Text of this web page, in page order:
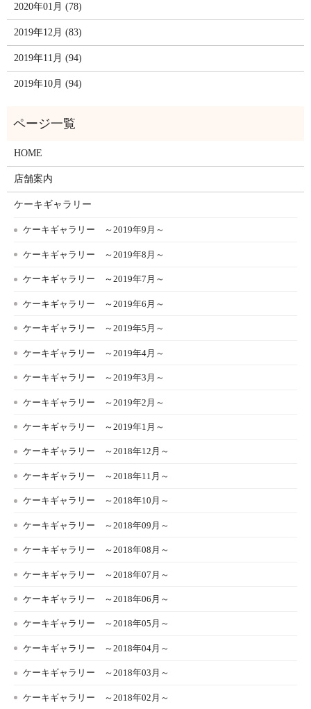
2020年01月 (78)
2019年12月 (83)
2019年11月 (94)
2019年10月 (94)
HOME
店舗案内
ケーキギャラリー
ケーキギャラリー ～2019年9月～
ケーキギャラリー ～2019年8月～
ケーキギャラリー ～2019年7月～
ケーキギャラリー ～2019年6月～
ケーキギャラリー ～2019年5月～
ケーキギャラリー ～2019年4月～
ケーキギャラリー ～2019年3月～
ケーキギャラリー ～2019年2月～
ケーキギャラリー ～2019年1月～
ケーキギャラリー ～2018年12月～
ケーキギャラリー ～2018年11月～
ケーキギャラリー ～2018年10月～
ケーキギャラリー ～2018年09月～
ケーキギャラリー ～2018年08月～
ケーキギャラリー ～2018年07月～
ケーキギャラリー ～2018年06月～
ケーキギャラリー ～2018年05月～
ケーキギャラリー ～2018年04月～
ケーキギャラリー ～2018年03月～
ケーキギャラリー ～2018年02月～